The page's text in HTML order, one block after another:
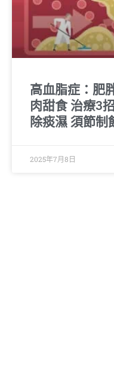
高血脂症：肥
肉甜食 治療3
除痰濕 須節制
2025年7月8日